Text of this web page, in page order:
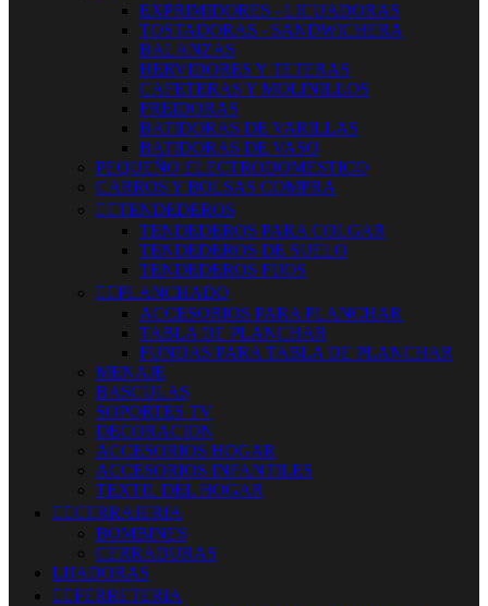
EXPRIMIDORES - LICUADORAS
TOSTADORAS - SANDWICHERA
BALANZAS
HERVIDORES Y TETERAS
CAFETERAS Y MOLINILLOS
FREIDORAS
BATIDORAS DE VARILLAS
BATIDORAS DE VASO
PEQUEÑO ELECTRODOMESTICO
CARROS Y BOLSAS COMPRA
 TENDEDEROS
TENDEDEROS PARA COLGAR
TENDEDEROS DE SUELO
TENDEDEROS FIJOS
 PLANCHADO
ACCESORIOS PARA PLANCHAR
TABLA DE PLANCHAR
FUNDAS PARA TABLA DE PLANCHAR
MENAJE
BASCULAS
SOPORTES TV
DECORACION
ACCESORIOS HOGAR
ACCESORIOS INFANTILES
TEXTIL DEL HOGAR
 CERRAJERIA
BOMBINES
CERRADURAS
LIJADORAS
 FERRETERIA